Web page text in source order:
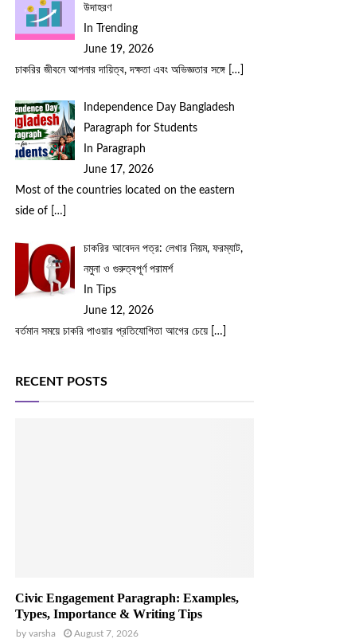
উদাহরণ
In Trending
June 19, 2026
চাকরির জীবনে আপনার দায়িত্ব, দক্ষতা এবং অভিজ্ঞতার সঙ্গে
[…]
Independence Day Bangladesh
Paragraph for Students
In Paragraph
June 17, 2026
Most of the countries located on the eastern
side of
[…]
চাকরির আবেদন পত্র: লেখার নিয়ম, ফরম্যাট,
নমুনা ও গুরুত্বপূর্ণ পরামর্শ
In Tips
June 12, 2026
বর্তমান সময়ে চাকরি পাওয়ার প্রতিযোগিতা আগের চেয়ে
[…]
RECENT POSTS
Civic Engagement Paragraph: Examples,
Types, Importance & Writing Tips
by varsha August 7, 2026